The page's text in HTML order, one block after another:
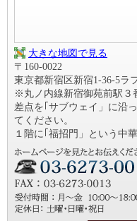
大きな地図で見る
〒160-0022
東京都新宿区新宿1-36-5ラ
※丸ノ内線新宿御苑前駅３
差点を｢サブウェイ」に沿
てください。
１階に｢福招門」という中